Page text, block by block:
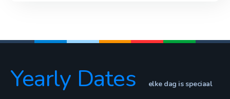
Yearly Dates elke dag is speciaal